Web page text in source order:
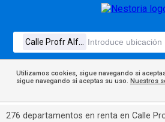
Utilizamos cookies, sigue navegando si
sigue navegando si aceptas su uso. Nuestros
276 departamentos en renta en Calle